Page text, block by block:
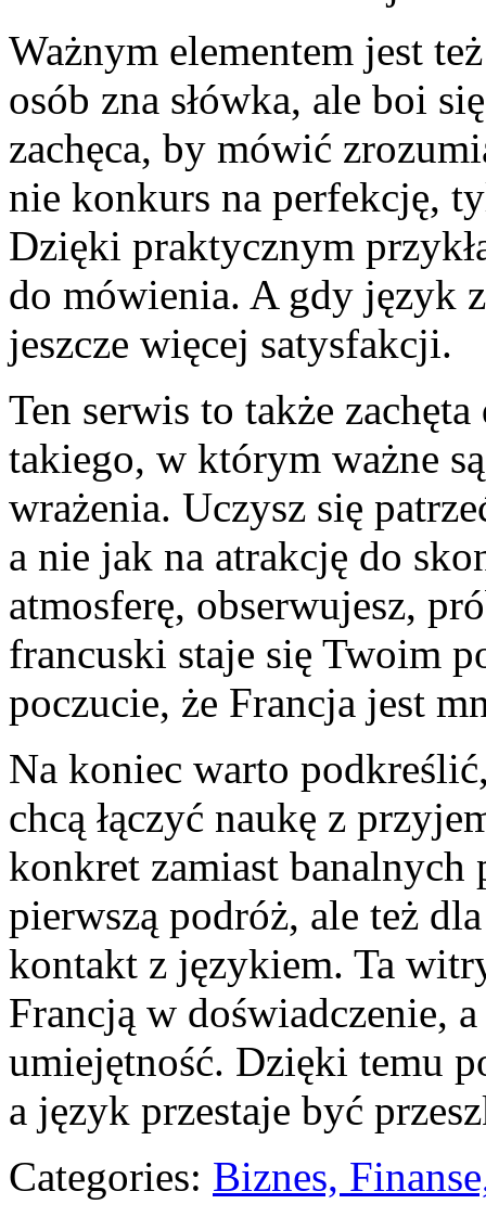
Ważnym elementem jest
osób zna słówka, ale boi
zachęca, by mówić
nie konkurs na perfekcję,
Dzięki praktycznym
do mówienia. A gdy język
jeszcze więcej satysfakcji.
Ten serwis to także
takiego, w którym ważne
wrażenia. Uczysz się
a nie jak na atrakcję do
atmosferę, obserwujesz,
francuski staje się Twoim
poczucie, że Francja jest
Na koniec warto
chcą łączyć naukę z
konkret zamiast
pierwszą podróż, ale też
kontakt z językiem. Ta
Francją w doświadczenie,
umiejętność. Dzięki temu
a język przestaje być
Categories: Biznes,